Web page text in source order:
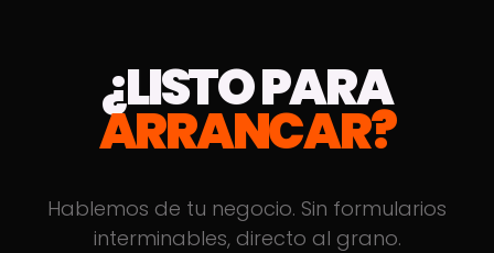
¿LISTO PARA
ARRANCAR?
Hablemos de tu negocio. Sin formularios
interminables, directo al grano.